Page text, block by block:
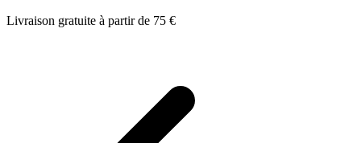
Livraison gratuite à partir de 75 €